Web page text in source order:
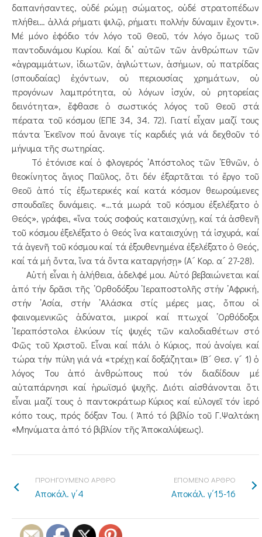
δαπανήσαντες, οὐδέ ρώμῃ σώματος, οὐδέ στρατοπέδων
πλήθει… ἀλλά ρήματι ψιλῷ, ρήματι πολλήν δύναμιν ἔχοντι».
Μέ μόνο ἐφόδιο τόν λόγο τοῦ Θεοῦ, τόν λόγο ὅμως τοῦ
παντοδυνάμου Κυρίου. Καί δι’ αὐτῶν τῶν ἀνθρώπων τῶν
«ἀγραμμάτων, ἰδιωτῶν, ἀγλώττων, ἀσήμων, οὐ πατρίδας
(σπουδαίας) ἐχόντων, οὐ περιουσίας χρημάτων, οὐ
προγόνων λαμπρότητα, οὐ λόγων ἰσχύν, οὐ ρητορείας
δεινότητα», ἔφθασε ὁ σωστικός λόγος τοῦ Θεοῦ στά
πέρατα τοῦ κόσμου (ΕΠΕ 34, 34. 72). Γιατί εἶχαν μαζί τους
πάντα ᾿Εκεῖνον πού ἄνοιγε τίς καρδιές γιά νά δεχθοῦν τό
μήνυμα τῆς σωτηρίας.
Τό ἐτόνισε καί ὁ φλογερός ᾿Απόστολος τῶν ᾿Εθνῶν, ὁ
θεοκίνητος ἅγιος Παῦλος, ὅτι δέν ἐξαρτᾶται τό ἔργο τοῦ
Θεοῦ ἀπό τίς ἐξωτερικές καί κατά κόσμον θεωρούμενες
σπουδαῖες δυνάμεις. «…τά μωρά τοῦ κόσμου ἐξελέξατο ὁ
Θεός», γράφει, «ἵνα τούς σοφούς καταισχύνῃ, καί τά ἀσθενῆ
τοῦ κόσμου ἐξελέξατο ὁ Θεός ἵνα καταισχύνῃ τά ἰσχυρά, καί
τά ἀγενῆ τοῦ κόσμου καί τά ἐξουθενημένα ἐξελέξατο ὁ Θεός,
καί τά μή ὄντα, ἵνα τά ὄντα καταργήσῃ» (Α´ Κορ. α´ 27-28).
Αὐτή εἶναι ἡ ἀλήθεια, ἀδελφέ μου. Αὐτό βεβαιώνεται καί
ἀπό τήν δρᾶσι τῆς ᾿Ορθοδόξου ῾Ιεραποστολῆς στήν ᾿Αφρική,
στήν ᾿Ασία, στήν ᾿Αλάσκα στίς μέρες μας, ὅπου οἱ
φαινομενικῶς ἀδύνατοι, μικροί καί πτωχοί ᾿Ορθόδοξοι
῾Ιεραπόστολοι ἑλκύουν τίς ψυχές τῶν καλοδιαθέτων στό
Φῶς τοῦ Χριστοῦ. Εἶναι καί πάλι ὁ Κύριος, πού ἀνοίγει καί
τώρα τήν πύλη γιά νά «τρέχῃ καί δοξάζηται» (Β´ Θεσ. γ´ 1) ὁ
λόγος Του ἀπό ἀνθρώπους πού τόν διαδίδουν μέ
αὐταπάρνησι καί ἡρωϊσμό ψυχῆς. Διότι αἰσθάνονται ὅτι
εἶναι μαζί τους ὁ παντοκράτωρ Κύριος καί εὐλογεῖ τόν ἱερό
κόπο τους, πρός δόξαν Του. ( Ἀπό τό βιβλίο τοῦ Γ.Ψαλτάκη
«Μηνύματα ἀπό τό βιβλίον τῆς Ἀποκαλύψεως).
ΠΡΟΗΓΟΥΜΕΝΟ ΑΡΘΡΟ
Αποκάλ. γ΄4
ΕΠΟΜΕΝΟ ΑΡΘΡΟ
Αποκάλ. γ΄15-16